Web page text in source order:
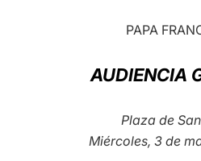
PAPA
AUDIENCIA
Plaza de
Miércoles, 3 de